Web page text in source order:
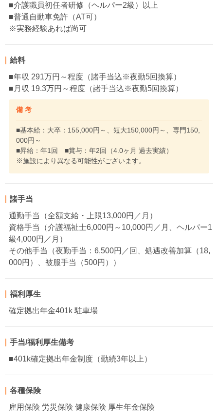
■介護職員初任者研修（ヘルパー2級）以上
■普通自動車免許（AT可）
※実務経験あれば尚可
給料
■年収 291万円～程度（諸手当込※夜勤5回換算）
■月収 19.3万円～程度（諸手当込※夜勤5回換算）
備 考
■基本給：大卒：155,000円～、短大150,000円～、専門150,
000円～
■昇給：年1回 ■賞与：年2回（4.0ヶ月 過去実績）
※施設により異なる可能性がございます。
諸手当
通勤手当（全額支給・上限13,000円／月）
資格手当（介護福祉士6,000円～10,000円／月、ヘルパー1
級4,000円／月）
その他手当（夜勤手当：6,500円／回、処遇改善加算（18,
000円）、被服手当（500円））
福利厚生
確定拠出年金401k 駐車場
手当/福利厚生備考
■401k確定拠出年金制度（勤続3年以上）
各種保険
雇用保険 労災保険 健康保険 厚生年金保険